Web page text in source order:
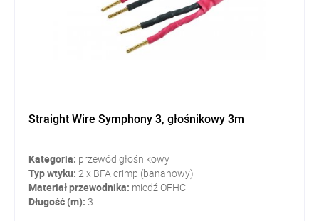
Straight Wire Symphony 3, głośnikowy 3m
Kategoria: przewód głośnikowy
Typ wtyku: 2 x BFA crimp (bananowy)
Materiał przewodnika: miedź OFHC
Długość (m): 3